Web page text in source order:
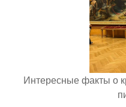
Интересные факты о